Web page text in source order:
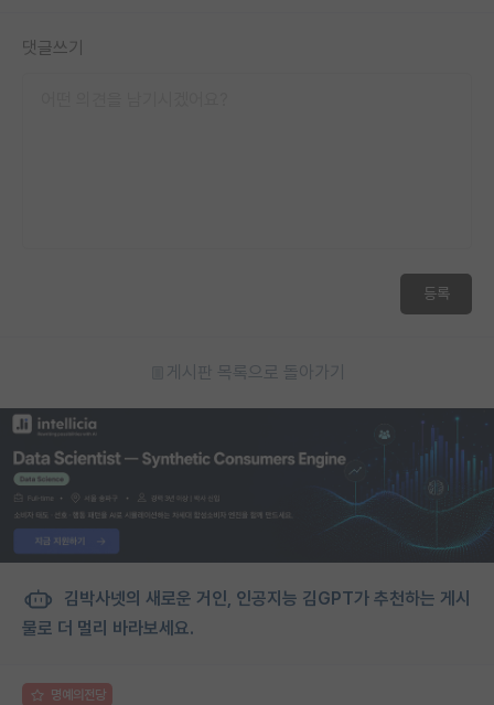
댓글쓰기
등록
게시판 목록으로 돌아가기
김박사넷의 새로운 거인, 인공지능 김GPT가 추천하는 게시
물로 더 멀리 바라보세요.
명예의전당